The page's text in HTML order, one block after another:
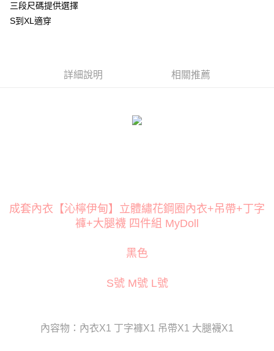
台新國際商業銀行
台灣樂天信用卡公司
AFTEE先享後付
相關說明
１．簡單：不需註冊會員、不需綁卡、不需儲值。
後付繳納相關費用。
※ 交易是否成功請以「AFTEE先享後付 」之結帳頁面顯示為準，若有關於
是否繳費成功／繳費後需取消欲退款等相關疑問，請聯繫「AFTEE先享後付
易，需依本服務之必要範圍內提供個人資料，並將交易相關給付款項請求債
３．未成年的使用者請事先徵得法定代理人或監護人之同意方可使用
每筆NT$120
每筆NT$80
三段尺碼提供選擇
S到XL適穿
詳細說明 相關推薦
成套內衣【沁檸伊甸】立體繡花鋼圈內衣+吊帶+丁字
褲+大腿襪 四件組 MyDoll
黑色
S號 M號 L號
內容物：內衣X1 丁字褲X1 吊帶X1 大腿襪X1